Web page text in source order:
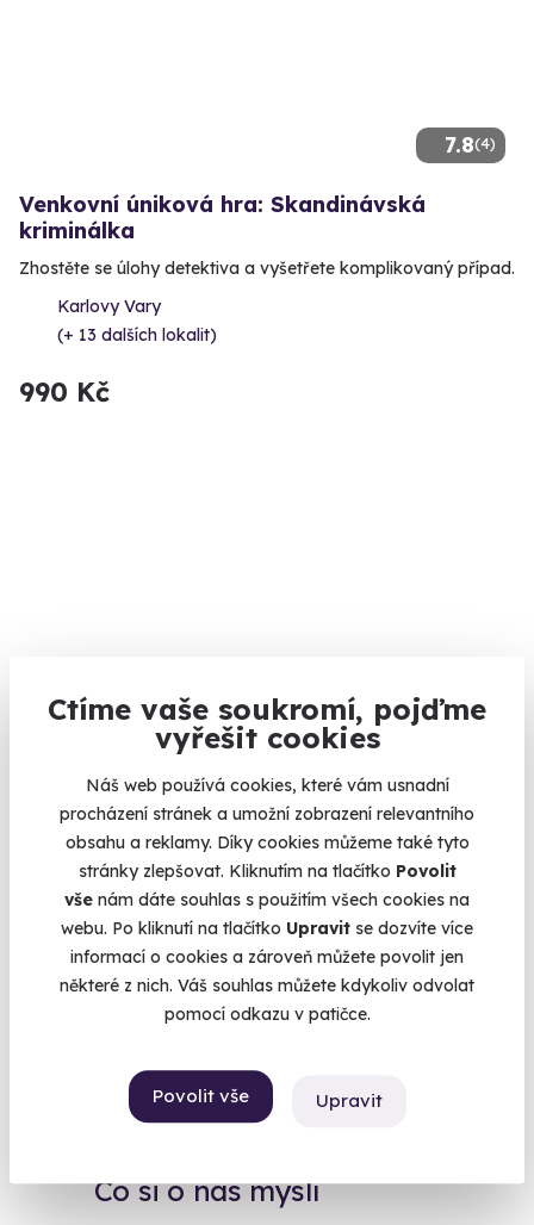
Ctíme vaše soukromí, pojďme
vyřešit cookies
Náš web používá cookies, které vám usnadní
procházení stránek a umožní zobrazení relevantního
obsahu a reklamy. Díky cookies můžeme také tyto
stránky zlepšovat. Kliknutím na tlačítko Povolit
vše nám dáte souhlas s použitím všech cookies na
webu. Po kliknutí na tlačítko Upravit se dozvíte více
informací o cookies a zároveň můžete povolit jen
některé z nich. Váš souhlas můžete kdykoliv odvolat
pomocí odkazu v patičce.
Povolit vše Upravit
7.8(4)
Venkovní úniková hra: Skandinávská
kriminálka
Zhostěte se úlohy detektiva a vyšetřete komplikovaný případ.
Karlovy Vary
(+ 13 dalších lokalit)
990 Kč
8.0
Venkovní úniková hra: Pivní výlet do
budoucnosti
Vaše mise: zachránit pivo.
Karlovy Vary
(+ 12 dalších lokalit)
1 190 Kč
Naheureka.cz
96% spokojenost zákazníků.
Co si o nás myslí